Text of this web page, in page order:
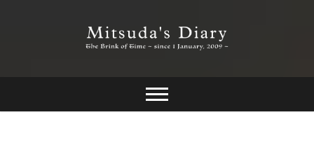
Mitsuda's Diary